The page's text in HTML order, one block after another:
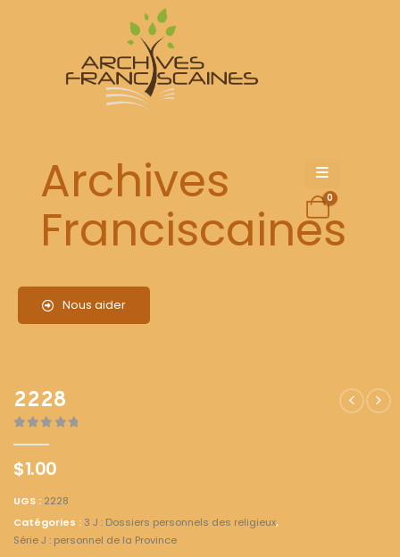
Archives
Franciscaines
Nous aider
0
2228
$1.00
UGS : 2228
Catégories : 3 J : Dossiers personnels des religieux,
Série J : personnel de la Province